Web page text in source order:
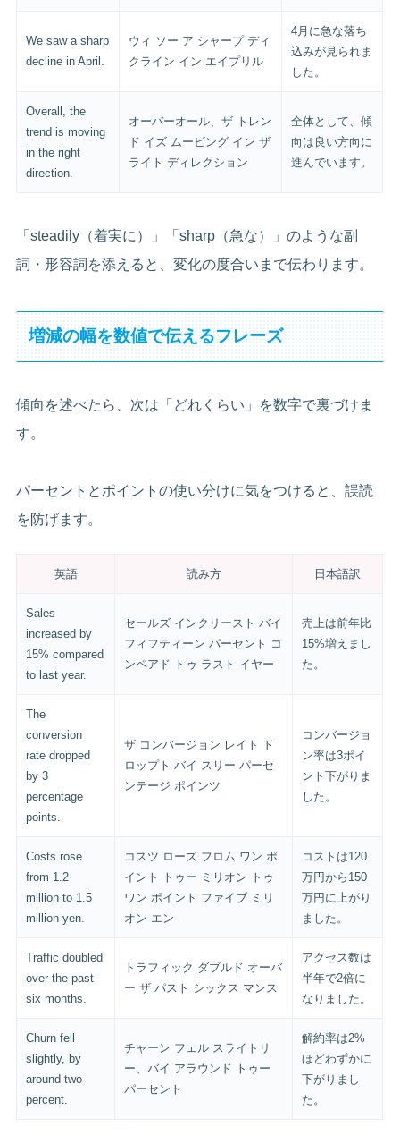
We saw a sharp
decline in April.
ウィ ソー ア シャープ ディ
クライン イン エイプリル
4月に急な落ち
込みが見られま
した。
Overall, the
trend is moving
in the right
direction.
オーバーオール、ザ トレン
ド イズ ムービング イン ザ
ライト ディレクション
全体として、傾
向は良い方向に
進んでいます。
「steadily（着実に）」「sharp（急な）」のような副
詞・形容詞を添えると、変化の度合いまで伝わります。
増減の幅を数値で伝えるフレーズ
傾向を述べたら、次は「どれくらい」を数字で裏づけま
す。
パーセントとポイントの使い分けに気をつけると、誤読
を防げます。
英語 読み方 日本語訳
Sales
increased by
15% compared
to last year.
セールズ インクリースト バイ
フィフティーン パーセント コ
ンペアド トゥ ラスト イヤー
売上は前年比
15%増えまし
た。
The
conversion
rate dropped
by 3
percentage
points.
ザ コンバージョン レイト ド
ロップト バイ スリー パーセ
ンテージ ポインツ
コンバージョ
ン率は3ポイ
ント下がりま
した。
Costs rose
from 1.2
million to 1.5
million yen.
コスツ ローズ フロム ワン ポ
イント トゥー ミリオン トゥ
ワン ポイント ファイブ ミリ
オン エン
コストは120
万円から150
万円に上がり
ました。
Traffic doubled
over the past
six months.
トラフィック ダブルド オーバ
ー ザ パスト シックス マンス
アクセス数は
半年で2倍に
なりました。
Churn fell
slightly, by
around two
percent.
チャーン フェル スライトリ
ー、バイ アラウンド トゥー
パーセント
解約率は2%
ほどわずかに
下がりまし
た。